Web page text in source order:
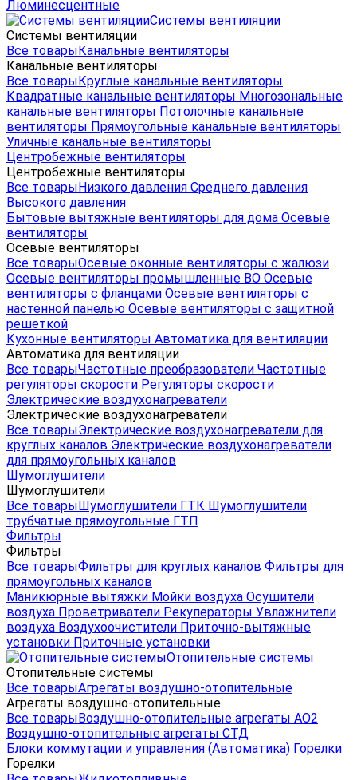
Люминесцентные
Системы вентиляции
Системы вентиляции
Все товарыКанальные вентиляторы
Канальные вентиляторы
Все товарыКруглые канальные вентиляторы
Квадратные канальные вентиляторы Многозональные
канальные вентиляторы Потолочные канальные
вентиляторы Прямоугольные канальные вентиляторы
Уличные канальные вентиляторы
Центробежные вентиляторы
Центробежные вентиляторы
Все товарыНизкого давления Среднего давления
Высокого давления
Бытовые вытяжные вентиляторы для дома Осевые
вентиляторы
Осевые вентиляторы
Все товарыОсевые оконные вентиляторы с жалюзи
Осевые вентиляторы промышленные ВО Осевые
вентиляторы с фланцами Осевые вентиляторы с
настенной панелью Осевые вентиляторы с защитной
решеткой
Кухонные вентиляторы Автоматика для вентиляции
Автоматика для вентиляции
Все товарыЧастотные преобразователи Частотные
регуляторы скорости Регуляторы скорости
Электрические воздухонагреватели
Электрические воздухонагреватели
Все товарыЭлектрические воздухонагреватели для
круглых каналов Электрические воздухонагреватели
для прямоугольных каналов
Шумоглушители
Шумоглушители
Все товарыШумоглушители ГТК Шумоглушители
трубчатые прямоугольные ГТП
Фильтры
Фильтры
Все товарыФильтры для круглых каналов Фильтры для
прямоугольных каналов
Маникюрные вытяжки Мойки воздуха Осушители
воздуха Проветриватели Рекуператоры Увлажнители
воздуха Воздухоочистители Приточно-вытяжные
установки Приточные установки
Отопительные системы
Отопительные системы
Все товарыАгрегаты воздушно-отопительные
Агрегаты воздушно-отопительные
Все товарыВоздушно-отопительные агрегаты АО2
Воздушно-отопительные агрегаты СТД
Блоки коммутации и управления (Автоматика) Горелки
Горелки